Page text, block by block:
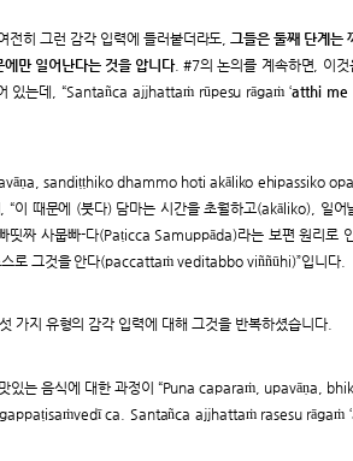
전히 그런 감각 입력에 들러붙더라도,그들은 둘째 단계는
만 일어난다는 것을 압니다. #7의 논의를 계속하면, 이것
있는데, “Santañca ajjhattaṁ rūpesu rāgaṁ ‘atthi me
sandiṭṭhiko dhammo hoti akāliko ehipassiko
“이 때문에 (붓다) 담마는 시간을 초월하고(akāliko), 일
띳짜 사뭅빠-다(Paṭicca Samuppāda)라는 보편 원리로
로 그것을 안다(paccattaṁ veditabbo viññūhi)”입니다.
가지 유형의 감각 입력에 대해 그것을 반복하셨습니다.
있는 음식에 대한 과정이 “Puna caparaṁ, upavāṇa,
ca. Santañca ajjhattaṁ rasesu rāgaṁ